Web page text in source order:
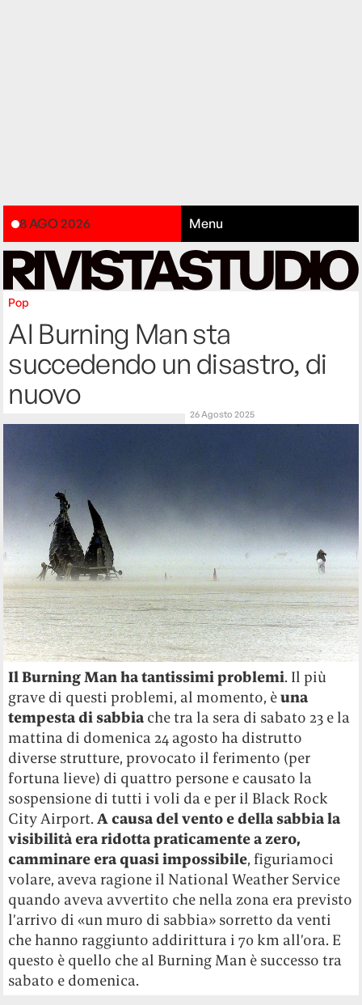
8 AGO 2026 Menu
Pop
Al Burning Man sta
succedendo un disastro, di
nuovo
26 Agosto 2025
Il Burning Man ha tantissimi problemi. Il più
grave di questi problemi, al momento, èuna
tempesta di sabbia che tra la sera di sabato 23 e la
mattina di domenica 24 agosto ha distrutto
diverse strutture, provocato il ferimento (per
fortuna lieve) di quattro persone e causato la
sospensione di tutti i voli da e per il Black Rock
City Airport. A causa del vento e della sabbia la
visibilità era ridotta praticamente a zero,
camminare era quasi impossibile, figuriamoci
volare, aveva ragione il National Weather Service
quando aveva avvertito che nella zona era previsto
l’arrivo di «un muro di sabbia» sorretto da venti
che hanno raggiunto addirittura i 70 km all’ora. E
questo è quello che al Burning Man è successo tra
sabato e domenica.